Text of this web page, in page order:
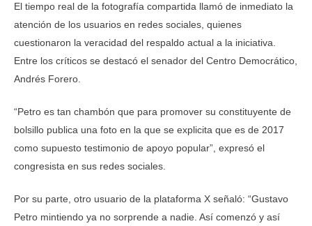
El tiempo real de la fotografía compartida llamó de inmediato la
atención de los usuarios en redes sociales, quienes
cuestionaron la veracidad del respaldo actual a la iniciativa.
Entre los críticos se destacó el senador del Centro Democrático,
Andrés Forero.
“Petro es tan chambón que para promover su constituyente de
bolsillo publica una foto en la que se explicita que es de 2017
como supuesto testimonio de apoyo popular”, expresó el
congresista en sus redes sociales.
Por su parte, otro usuario de la plataforma X señaló: “Gustavo
Petro mintiendo ya no sorprende a nadie. Así comenzó y así